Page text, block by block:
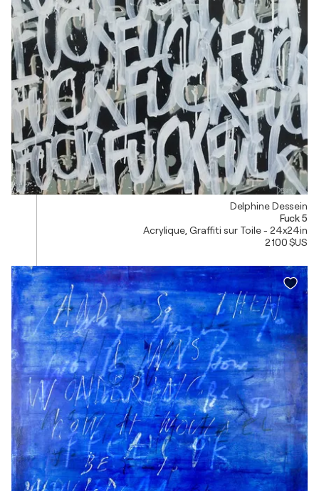
Delphine Dessein
Fuck 5
Acrylique, Graffiti sur Toile - 24x24in
2 100 $US